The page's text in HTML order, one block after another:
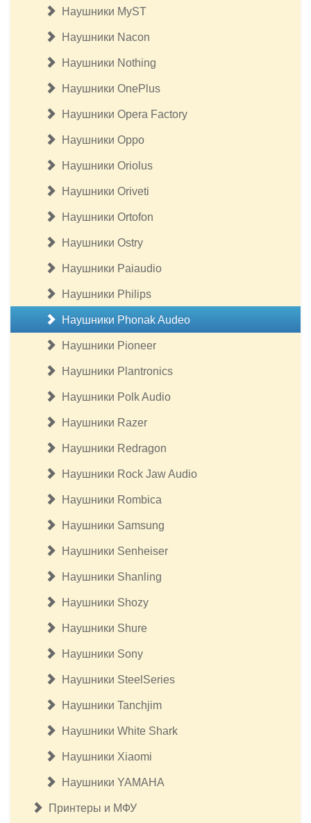
Наушники MyST
Наушники Nacon
Наушники Nothing
Наушники OnePlus
Наушники Opera Factory
Наушники Oppo
Наушники Oriolus
Наушники Oriveti
Наушники Ortofon
Наушники Ostry
Наушники Paiaudio
Наушники Philips
Наушники Phonak Audeo
Наушники Pioneer
Наушники Plantronics
Наушники Polk Audio
Наушники Razer
Наушники Redragon
Наушники Rock Jaw Audio
Наушники Rombica
Наушники Samsung
Наушники Senheiser
Наушники Shanling
Наушники Shozy
Наушники Shure
Наушники Sony
Наушники SteelSeries
Наушники Tanchjim
Наушники White Shark
Наушники Xiaomi
Наушники YAMAHA
Принтеры и МФУ